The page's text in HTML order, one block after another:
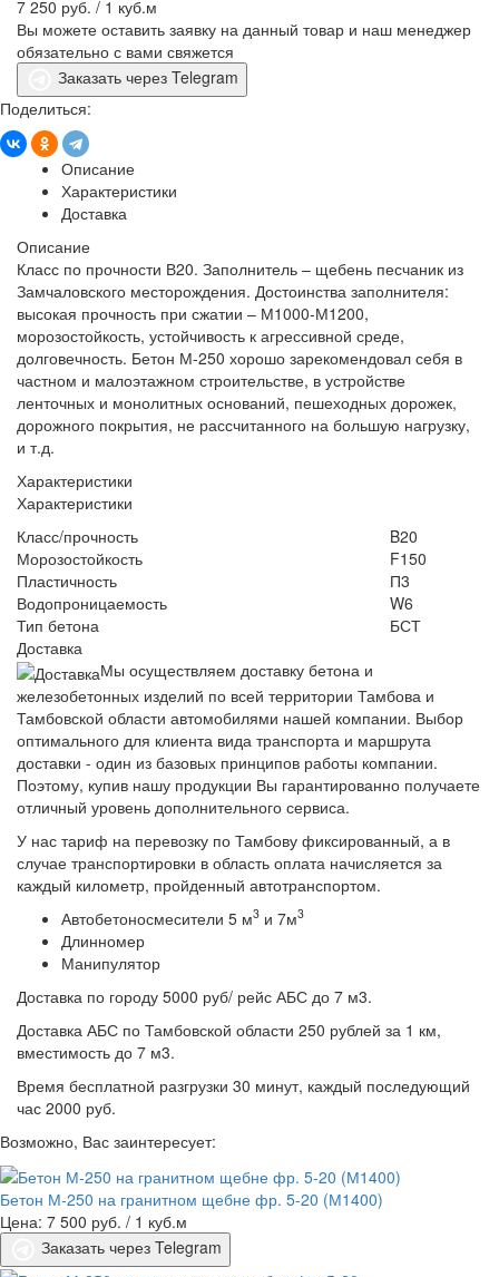
7 250 руб. / 1 куб.м
Вы можете оставить заявку на данный товар и наш менеджер
обязательно с вами свяжется
Заказать через Telegram
Поделиться:
Описание
Характеристики
Доставка
Описание
Класс по прочности В20. Заполнитель – щебень песчаник из
Замчаловского месторождения. Достоинства заполнителя:
высокая прочность при сжатии – М1000-М1200,
морозостойкость, устойчивость к агрессивной среде,
долговечность. Бетон М-250 хорошо зарекомендовал себя в
частном и малоэтажном строительстве, в устройстве
ленточных и монолитных оснований, пешеходных дорожек,
дорожного покрытия, не рассчитанного на большую нагрузку,
и т.д.
Характеристики
Характеристики
Класс/прочность
B20
Морозостойкость
F150
Пластичность
П3
Водопроницаемость
W6
Тип бетона
БСТ
Доставка
Мы осуществляем доставку бетона и
железобетонных изделий по всей территории Тамбова и
Тамбовской области автомобилями нашей компании. Выбор
оптимального для клиента вида транспорта и маршрута
доставки - один из базовых принципов работы компании.
Поэтому, купив нашу продукции Вы гарантированно получаете
отличный уровень дополнительного сервиса.
У нас тариф на перевозку по Тамбову фиксированный, а в
случае транспортировки в область оплата начисляется за
каждый километр, пройденный автотранспортом.
Автобетоносмесители 5 м3 и 7м3
Длинномер
Манипулятор
Доставка по городу 5000 руб/ рейс АБС до 7 м3.
Доставка АБС по Тамбовской области 250 рублей за 1 км,
вместимость до 7 м3.
Время бесплатной разгрузки 30 минут, каждый последующий
час 2000 руб.
Возможно, Вас заинтересует:
Бетон М-250 на гранитном щебне фр. 5-20 (М1400)
Цена: 7 500 руб. / 1 куб.м
Заказать через Telegram